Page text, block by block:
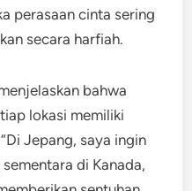
perasaan cinta sering
secara harfiah.
bahwa
lokasi memiliki
Jepang, saya ingin
di Kanada,